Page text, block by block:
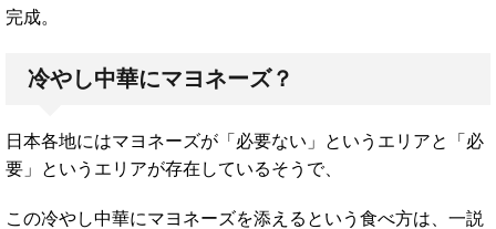
完成。
冷やし中華にマヨネーズ？
日本各地にはマヨネーズが「必要ない」というエリアと「必
要」というエリアが存在しているそうで、
この冷やし中華にマヨネーズを添えるという食べ方は、一説